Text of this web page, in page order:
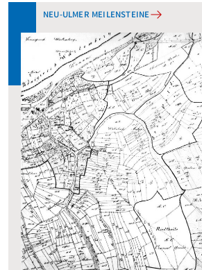
NEU-ULMER MEILENSTEINE